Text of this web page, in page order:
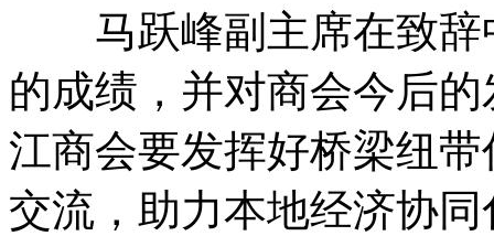
马跃峰副主席在致辞
的成绩，并对商会今后
江商会要发挥好桥梁纽
交流，助力本地经济协